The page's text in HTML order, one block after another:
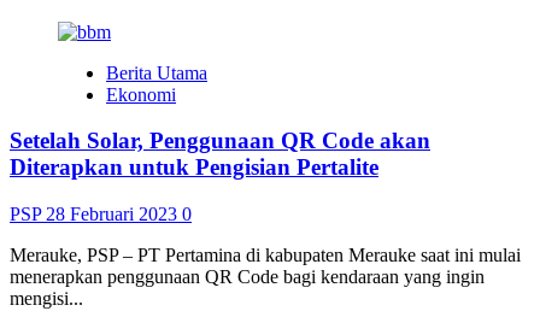
about
Inflasi
Jelang
Koperindag
Akan
Oprasi
Pasar</strong>
Berita Utama
Ekonomi
Setelah Solar, Penggunaan QR Code akan
Diterapkan untuk Pengisian Pertalite
PSP 28 Februari 2023 0
Merauke, PSP – PT Pertamina di kabupaten Merauke saat ini mulai
menerapkan penggunaan QR Code bagi kendaraan yang ingin
mengisi...